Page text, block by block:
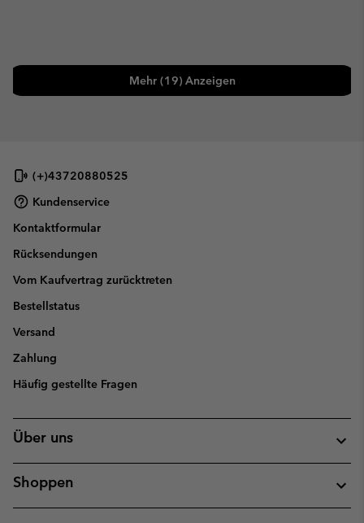
Mehr (19) Anzeigen
(+)43720880525
Kundenservice
Kontaktformular
Rücksendungen
Vom Kaufvertrag zurücktreten
Bestellstatus
Versand
Zahlung
Häufig gestellte Fragen
Über uns
Shoppen